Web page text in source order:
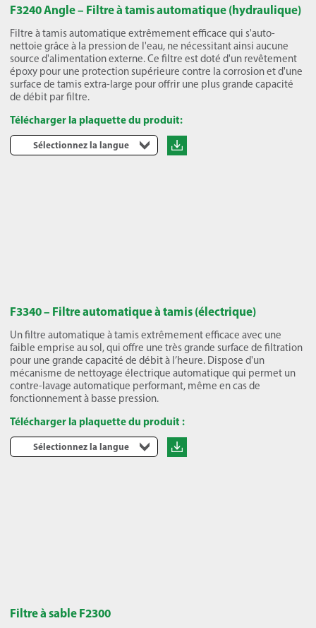
F3240 Angle – Filtre à tamis automatique (hydraulique)
Filtre à tamis automatique extrêmement efficace qui s'auto-
nettoie grâce à la pression de l'eau, ne nécessitant ainsi aucune
source d'alimentation externe. Ce filtre est doté d'un revêtement
époxy pour une protection supérieure contre la corrosion et d'une
surface de tamis extra-large pour offrir une plus grande capacité
de débit par filtre.
Télécharger la plaquette du produit:
Sélectionnez la langue
F3340 – Filtre automatique à tamis (électrique)
Un filtre automatique à tamis extrêmement efficace avec une
faible emprise au sol, qui offre une très grande surface de filtration
pour une grande capacité de débit à l’heure. Dispose d'un
mécanisme de nettoyage électrique automatique qui permet un
contre-lavage automatique performant, même en cas de
fonctionnement à basse pression.
Télécharger la plaquette du produit :
Sélectionnez la langue
Filtre à sable F2300